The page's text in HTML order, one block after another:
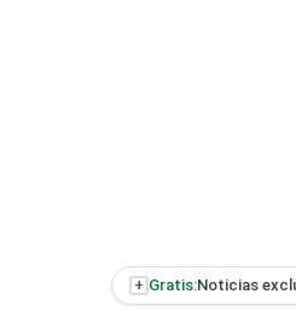
+ Gratis:Noticias